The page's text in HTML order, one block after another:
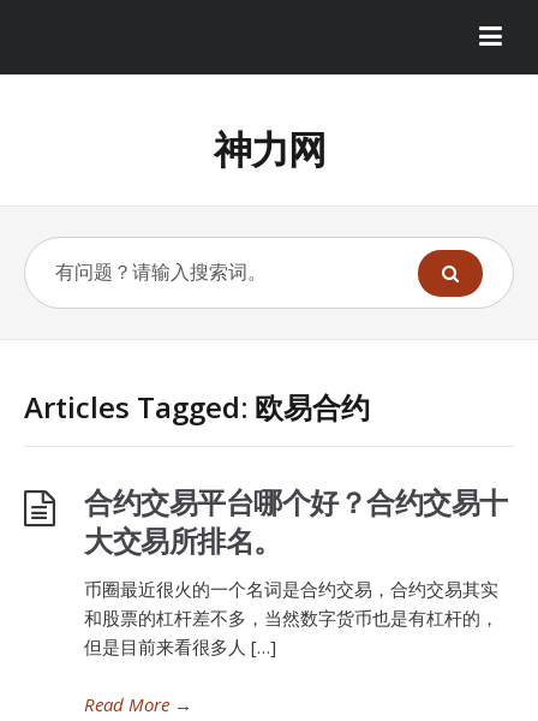
神力网
Articles Tagged: 欧易合约
合约交易平台哪个好？合约交易十
大交易所排名。
币圈最近很火的一个名词是合约交易，合约交易其实
和股票的杠杆差不多，当然数字货币也是有杠杆的，
但是目前来看很多人 […]
Read More →